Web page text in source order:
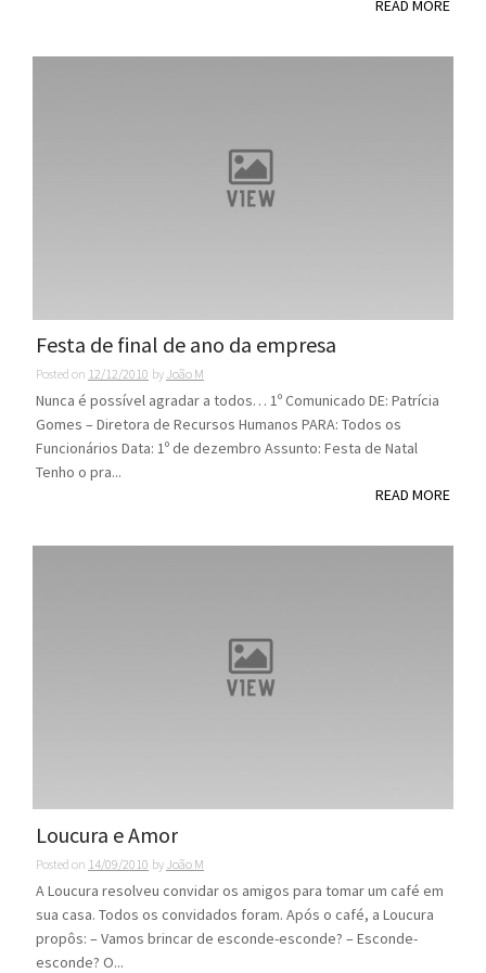
READ MORE
Festa de final de ano da empresa
Posted on 12/12/2010 by João M
Nunca é possível agradar a todos… 1º Comunicado DE: Patrícia
Gomes – Diretora de Recursos Humanos PARA: Todos os
Funcionários Data: 1º de dezembro Assunto: Festa de Natal
Tenho o pra...
READ MORE
Loucura e Amor
Posted on 14/09/2010 by João M
A Loucura resolveu convidar os amigos para tomar um café em
sua casa. Todos os convidados foram. Após o café, a Loucura
propôs: – Vamos brincar de esconde-esconde? – Esconde-
esconde? O...